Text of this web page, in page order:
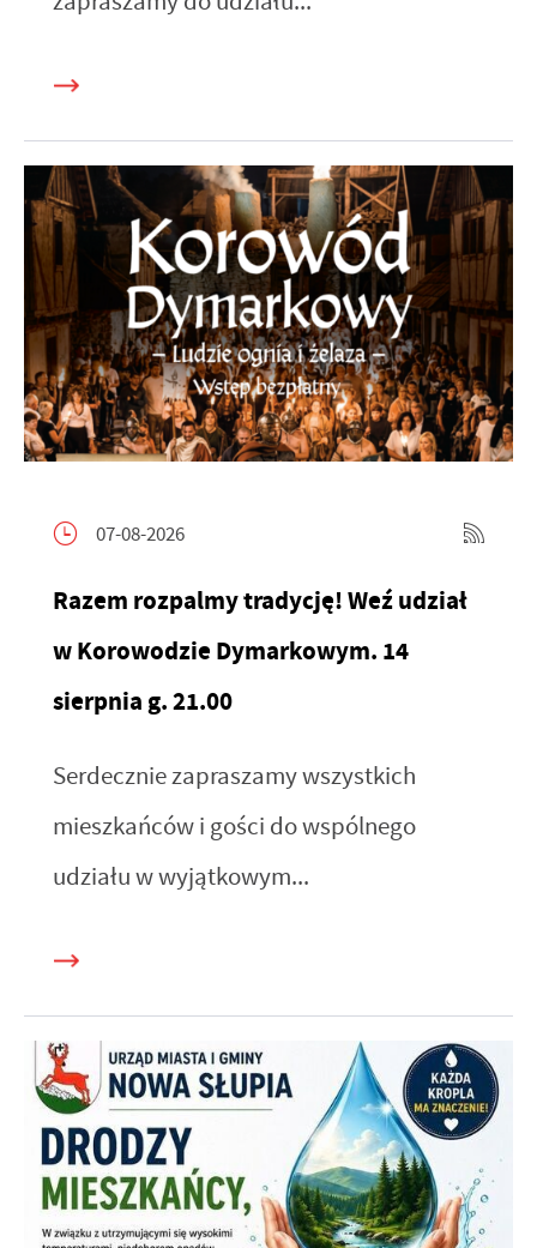
07-08-2026
Razem rozpalmy tradycję! Weź udział
w Korowodzie Dymarkowym. 14
sierpnia g. 21.00
Serdecznie zapraszamy wszystkich
mieszkańców i gości do wspólnego
udziału w wyjątkowym...